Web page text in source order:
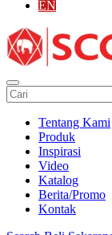
EN
Tentang Kami
Produk
Inspirasi
Video
Katalog
Berita/Promo
Kontak